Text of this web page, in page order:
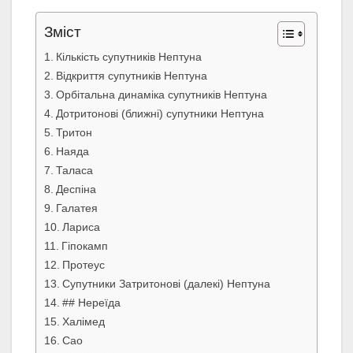
Зміст
Кількість супутників Нептуна
Відкриття супутників Нептуна
Орбітальна динаміка супутників Нептуна
Дотритонові (ближні) супутники Нептуна
Тритон
Наяда
Таласа
Деспіна
Галатея
Лариса
Гіпокамп
Протеус
Супутники Затритонові (далекі) Нептуна
## Нереїда
Халімед
Сао